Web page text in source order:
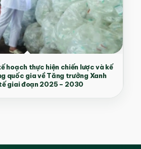
hoạch thực hiện chiến lược và kế
quốc gia về Tăng trưởng Xanh
giai đoạn 2025 – 2030